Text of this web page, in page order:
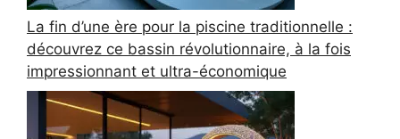
La fin d’une ère pour la piscine traditionnelle :
découvrez ce bassin révolutionnaire, à la fois
impressionnant et ultra-économique